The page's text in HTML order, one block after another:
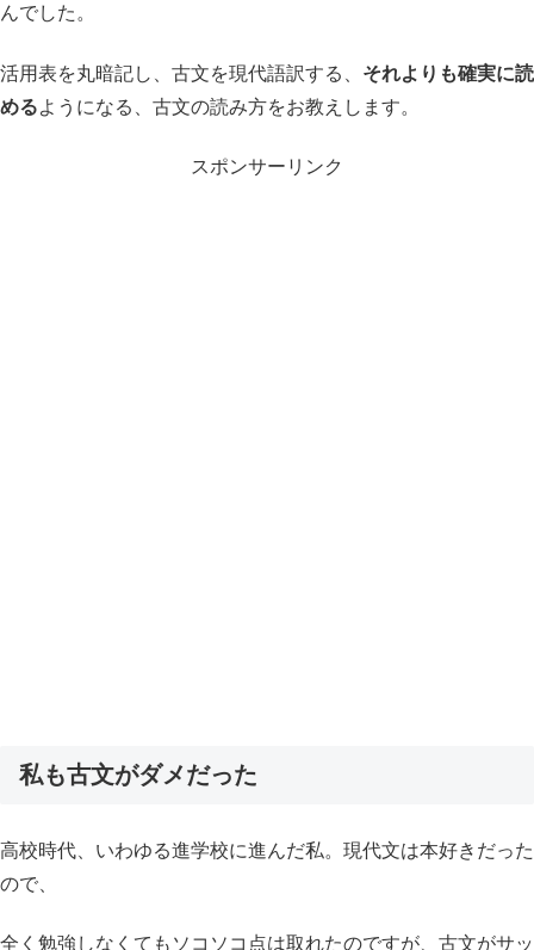
んでした。
活用表を丸暗記し、古文を現代語訳する、 それよりも確実に読
めるようになる、古文の読み方をお教えします。
スポンサーリンク
私も古文がダメだった
高校時代、いわゆる進学校に進んだ私。現代文は本好きだった
ので、
全く勉強しなくてもソコソコ点は取れたのですが、古文がサッ